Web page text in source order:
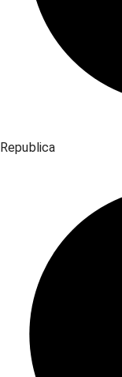
Republica